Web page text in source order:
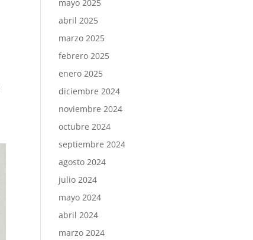
mayo 2025
abril 2025
marzo 2025
febrero 2025
enero 2025
diciembre 2024
noviembre 2024
octubre 2024
septiembre 2024
agosto 2024
julio 2024
mayo 2024
abril 2024
marzo 2024